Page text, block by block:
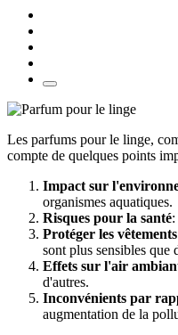
Les parfums pour le linge,
compte de quelques points
Impact sur
organismes aquatiques.
Risques pour la santé
Protéger les vêtements
sont plus sensibles que
Effets sur l'air
d'autres.
Inconvénients par
augmentation de la